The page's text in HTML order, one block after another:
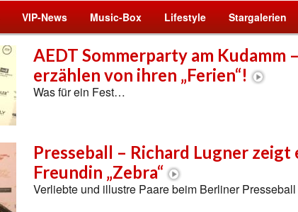
VIP-News Music-Box Lifestyle Stargalerien
AEDT Sommerparty am Kudamm
erzählen von ihren „Ferien“!
Was für ein Fest…
Presseball – Richard Lugner zeigt
Freundin „Zebra“
Verliebte und illustre Paare beim Berliner